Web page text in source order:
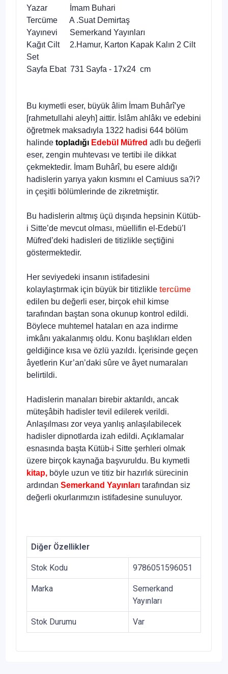
Yazar İmam Buhari
Tercüme A .Suat Demirtaş
Yayınevi Semerkand Yayınları
Kağıt Cilt 2.Hamur, Karton Kapak Kalın 2 Cilt
Set
Sayfa Ebat 731 Sayfa - 17x24 cm
Bu kıymetli eser, büyük âlim İmam Buhârî’ye
[rahmetullahi aleyh] aittir. İslâm ahlâkı ve edebini
öğretmek maksadıyla 1322 hadisi 644 bölüm
halinde topladığı Edebül Müfred adlı bu değerli
eser, zengin muhtevası ve tertibi ile dikkat
çekmektedir. İmam Buhârî, bu esere aldığı
hadislerin yarıya yakın kısmını el Camiuus sa?i?
in çeşitli bölümlerinde de zikretmiştir.
Bu hadislerin altmış üçü dışında hepsinin Kütüb-
i Sitte’de mevcut olması, müellifin el-Edebü’l
Müfred’deki hadisleri de titizlikle seçtiğini
göstermektedir.
Her seviyedeki insanın istifadesini
kolaylaştırmak için büyük bir titizlikle tercüme
edilen bu değerli eser, birçok ehil kimse
tarafından baştan sona okunup kontrol edildi.
Böylece muhtemel hataları en aza indirme
imkânı yakalanmış oldu. Konu başlıkları elden
geldiğince kısa ve özlü yazıldı. İçerisinde geçen
âyetlerin Kur’an’daki sûre ve âyet numaraları
belirtildi.
Hadislerin manaları birebir aktarıldı, ancak
müteşâbih hadisler tevil edilerek verildi.
Anlaşılması zor veya yanlış anlaşılabilecek
hadisler dipnotlarda izah edildi. Açıklamalar
esnasında başta Kütüb-i Sitte şerhleri olmak
üzere birçok kaynağa başvuruldu. Bu kıymetli
kitap, böyle uzun ve titiz bir hazırlık sürecinin
ardından Semerkand Yayınları tarafından siz
değerli okurlarımızın istifadesine sunuluyor.
Diğer Özellikler
Stok Kodu 9786051596051
Marka
Semerkand
Yayınları
Stok Durumu Var